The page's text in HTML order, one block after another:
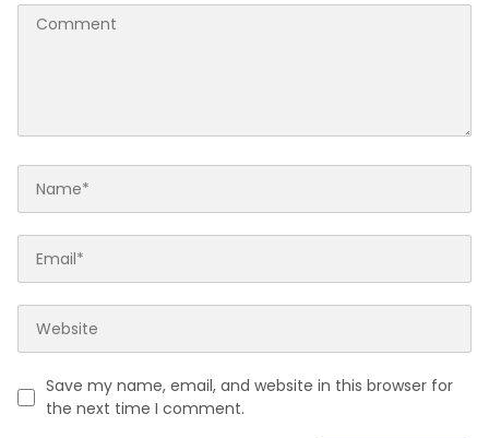
Save my name, email, and website in this browser for
the next time I comment.